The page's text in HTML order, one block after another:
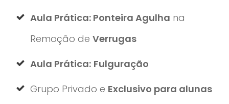
Aula Prática: Ponteira Agulha na
Remoção de Verrugas
Aula Prática: Fulguração
Grupo Privado e Exclusivo para alunas